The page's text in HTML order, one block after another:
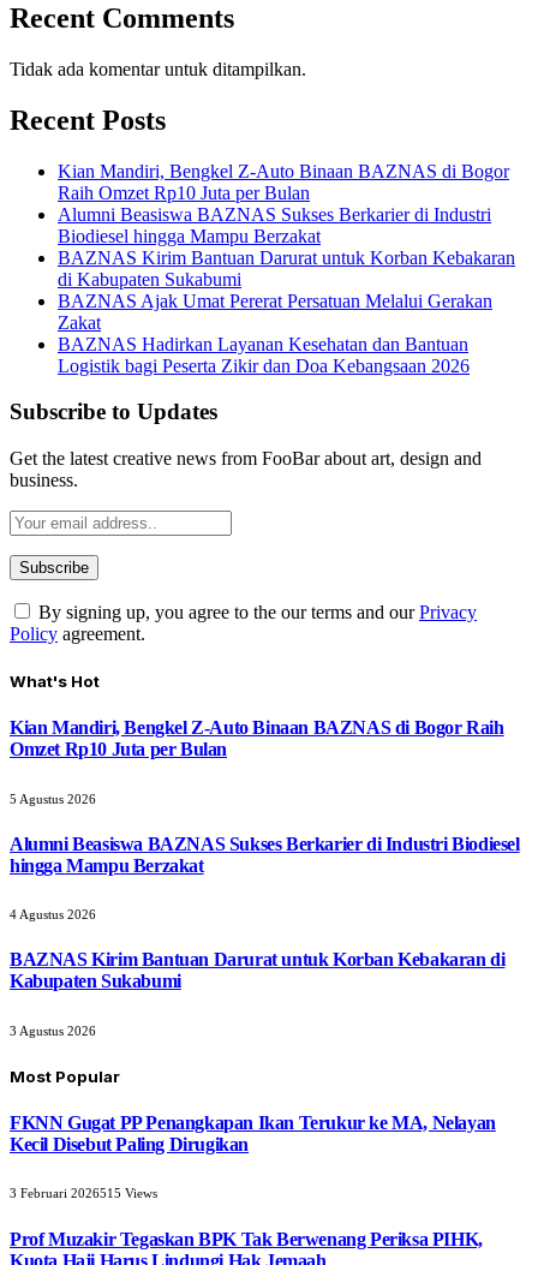
Recent Comments
Tidak ada komentar untuk ditampilkan.
Recent Posts
Kian Mandiri, Bengkel Z-Auto Binaan BAZNAS di Bogor
Raih Omzet Rp10 Juta per Bulan
Alumni Beasiswa BAZNAS Sukses Berkarier di Industri
Biodiesel hingga Mampu Berzakat
BAZNAS Kirim Bantuan Darurat untuk Korban Kebakaran
di Kabupaten Sukabumi
BAZNAS Ajak Umat Pererat Persatuan Melalui Gerakan
Zakat
BAZNAS Hadirkan Layanan Kesehatan dan Bantuan
Logistik bagi Peserta Zikir dan Doa Kebangsaan 2026
Subscribe to Updates
Get the latest creative news from FooBar about art, design and
business.
By signing up, you agree to the our terms and ourPrivacy
Policy agreement.
What's Hot
Kian Mandiri, Bengkel Z-Auto Binaan BAZNAS di Bogor Raih
Omzet Rp10 Juta per Bulan
5 Agustus 2026
Alumni Beasiswa BAZNAS Sukses Berkarier di Industri Biodiesel
hingga Mampu Berzakat
4 Agustus 2026
BAZNAS Kirim Bantuan Darurat untuk Korban Kebakaran di
Kabupaten Sukabumi
3 Agustus 2026
Most Popular
FKNN Gugat PP Penangkapan Ikan Terukur ke MA, Nelayan
Kecil Disebut Paling Dirugikan
3 Februari 2026515 Views
Prof Muzakir Tegaskan BPK Tak Berwenang Periksa PIHK,
Kuota Haji Harus Lindungi Hak Jemaah